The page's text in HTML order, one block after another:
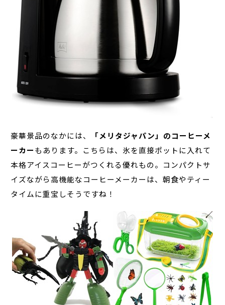
豪華景品のなかには、
「メリタジャパン」のコーヒーメ
ーカーもあります。こちらは、氷を直接ポットに入れて
本格アイスコーヒーがつくれる優れもの。コンパクトサ
イズながら高機能なコーヒーメーカーは、朝食やティー
タイムに重宝しそうですね！